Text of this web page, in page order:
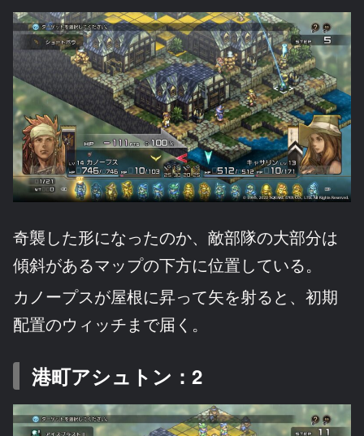
奇襲した形になったのか、敵部隊の大部分は
傾斜があるマップの下方に位置している。
カノープスが屋根に昇って矢を射ると、初期
配置のウィッチまで届く。
港町アシュトン：2